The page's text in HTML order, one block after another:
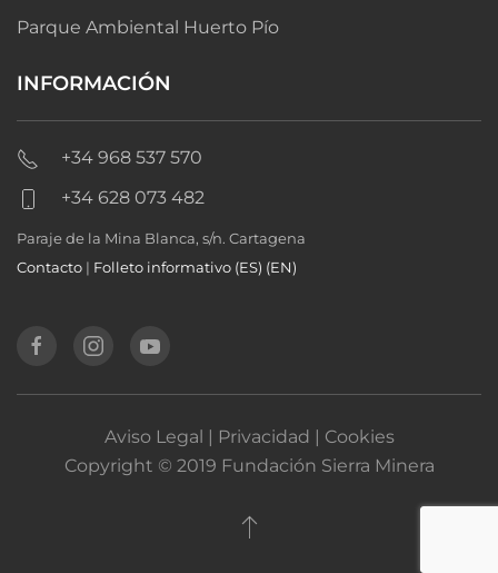
Parque Ambiental Huerto Pío
INFORMACIÓN
+34 968 537 570
+34 628 073 482
Paraje de la Mina Blanca, s/n. Cartagena
Contacto | Folleto informativo (ES) (EN)
Aviso Legal | Privacidad | Cookies
Copyright © 2019 Fundación Sierra Minera